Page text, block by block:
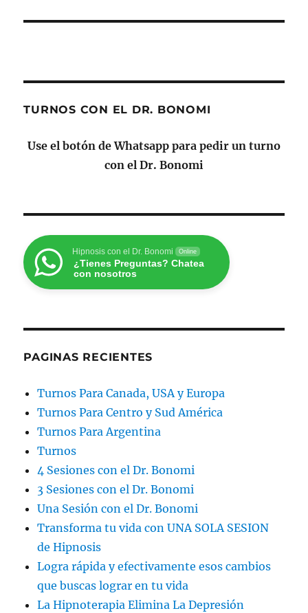
TURNOS CON EL DR. BONOMI
Use el botón de Whatsapp para pedir un turno
con el Dr. Bonomi
Hipnosis con el Dr. Bonomi Online
¿Tienes Preguntas? Chatea
con nosotros
PAGINAS RECIENTES
Turnos Para Canada, USA y Europa
Turnos Para Centro y Sud América
Turnos Para Argentina
Turnos
4 Sesiones con el Dr. Bonomi
3 Sesiones con el Dr. Bonomi
Una Sesión con el Dr. Bonomi
Transforma tu vida con UNA SOLA SESION
de Hipnosis
Logra rápida y efectivamente esos cambios
que buscas lograr en tu vida
La Hipnoterapia Elimina La Depresión